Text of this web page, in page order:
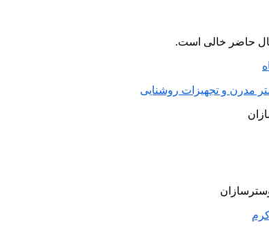
حاضر خالی است.
مدرن و تجهیزات روشنایی